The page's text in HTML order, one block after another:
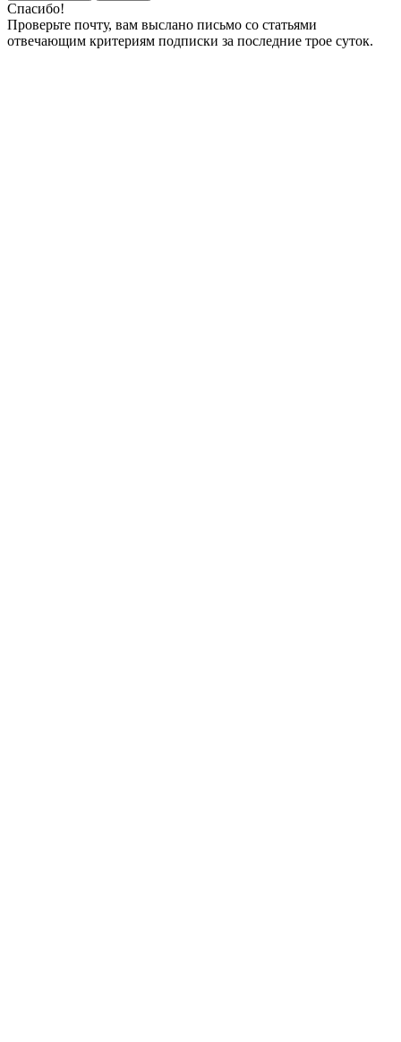
Спасибо!
Проверьте почту, вам выслано письмо со статьями
отвечающим критериям подписки за последние трое суток.